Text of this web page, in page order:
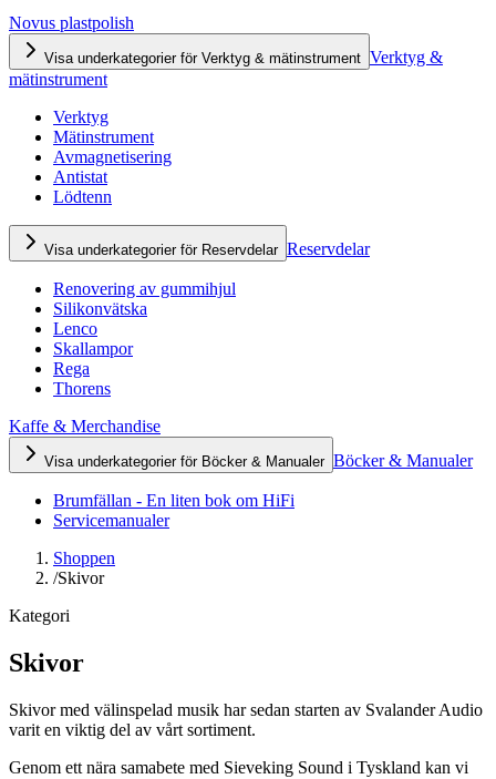
Novus plastpolish
Visa underkategorier för Verktyg & mätinstrument Verktyg &
mätinstrument
Verktyg
Mätinstrument
Avmagnetisering
Antistat
Lödtenn
Visa underkategorier för Reservdelar Reservdelar
Renovering av gummihjul
Silikonvätska
Lenco
Skallampor
Rega
Thorens
Kaffe & Merchandise
Visa underkategorier för Böcker & Manualer Böcker & Manualer
Brumfällan - En liten bok om HiFi
Servicemanualer
Shoppen
/Skivor
Kategori
Skivor
Skivor med välinspelad musik har sedan starten av Svalander Audio
varit en viktig del av vårt sortiment.
Genom ett nära samabete med Sieveking Sound i Tyskland kan vi